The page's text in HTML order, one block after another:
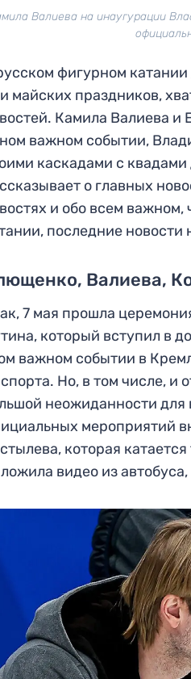
Валиева на инаугурации
фигурном
майских праздников,
Камила Валиева и
важном событии,
каскадами с
о главных
и обо всем
последние новости
Валиева,
7 мая прошла
который вступил в
важном событии в
Но, в том числе, и
неожиданности для
мероприятий
которая
видео из автобуса,